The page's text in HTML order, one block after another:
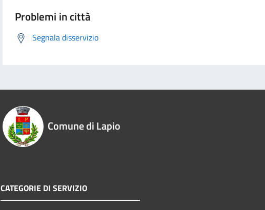
Problemi in città
Segnala disservizio
Comune di Lapio
CATEGORIE DI SERVIZIO